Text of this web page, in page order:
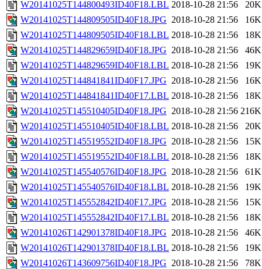
W20141025T144800493ID40F18.LBL 2018-10-28 21:56
20K
W20141025T144809505ID40F18.JPG 2018-10-28 21:56
16K
W20141025T144809505ID40F18.LBL 2018-10-28 21:56
18K
W20141025T144829659ID40F18.JPG 2018-10-28 21:56
46K
W20141025T144829659ID40F18.LBL 2018-10-28 21:56
19K
W20141025T144841841ID40F17.JPG 2018-10-28 21:56
16K
W20141025T144841841ID40F17.LBL 2018-10-28 21:56
18K
W20141025T145510405ID40F18.JPG 2018-10-28 21:56 216K
W20141025T145510405ID40F18.LBL 2018-10-28 21:56
20K
W20141025T145519552ID40F18.JPG 2018-10-28 21:56
15K
W20141025T145519552ID40F18.LBL 2018-10-28 21:56
18K
W20141025T145540576ID40F18.JPG 2018-10-28 21:56
61K
W20141025T145540576ID40F18.LBL 2018-10-28 21:56
19K
W20141025T145552842ID40F17.JPG 2018-10-28 21:56
15K
W20141025T145552842ID40F17.LBL 2018-10-28 21:56
18K
W20141026T142901378ID40F18.JPG 2018-10-28 21:56
46K
W20141026T142901378ID40F18.LBL 2018-10-28 21:56
19K
W20141026T143609756ID40F18.JPG 2018-10-28 21:56
78K